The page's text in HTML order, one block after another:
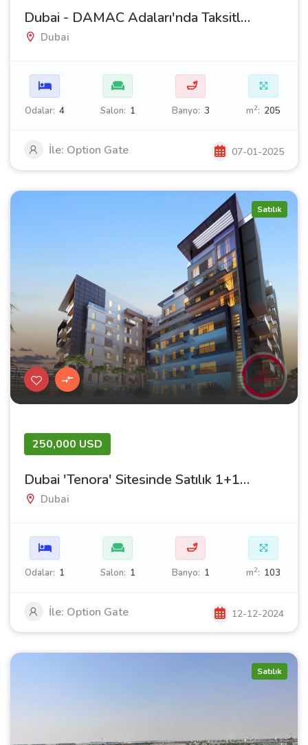
Dubai - DAMAC Adaları'nda Taksitle Satılık Lüks Villalar ve Şehir Evleri
Dubai
Odalar: 4 Salon: 1
🛁
Banyo: 3 m2: 205
İle: Option Gate 07-01-2025
Satılık
250,000 USD
Dubai 'Tenora' Sitesinde Satılık 1+1 Daire
Dubai
Odalar: 1 Salon: 1
🛁
Banyo: 1 m2: 103
İle: Option Gate 12-12-2024
Satılık